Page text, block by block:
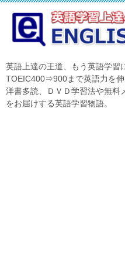
英語上達の王道、もう英語学習
TOEIC400⇒900まで英語力を伸
洋書多読、ＤＶＤ学習法や無料
をお届けする英語学習物語。